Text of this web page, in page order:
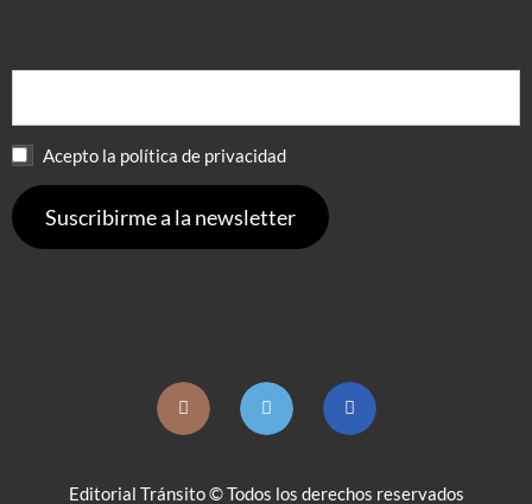
Acepto la política de privacidad
Editorial Tránsito © Todos los derechos reservados